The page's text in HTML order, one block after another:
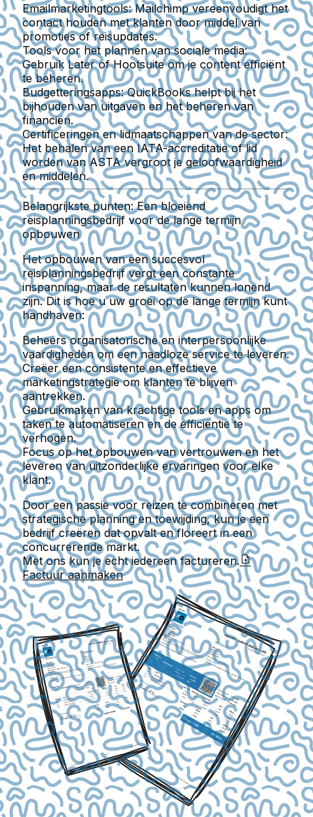
Emailmarketingtools:Mailchimp vereenvoudigt het
contact houden met klanten door middel van
promoties of reisupdates.
Tools voor het plannen van sociale media:
Gebruik Later of Hootsuite om je content efficiënt
te beheren.
Budgetteringsapps:QuickBooks helpt bij het
bijhouden van uitgaven en het beheren van
financiën.
Certificeringen en lidmaatschappen van de sector:
Het behalen van een IATA-accreditatie of lid
worden van ASTA vergroot je geloofwaardigheid
en middelen.
Belangrijkste punten: Een bloeiend
reisplanningsbedrijf voor de lange termijn
opbouwen
Het opbouwen van een succesvol
reisplanningsbedrijf vergt een constante
inspanning, maar de resultaten kunnen lonend
zijn. Dit is hoe u uw groei op de lange termijn kunt
handhaven:
Beheers organisatorische en interpersoonlijke
vaardigheden om een naadloze service te leveren.
Creëer een consistente en effectieve
marketingstrategie om klanten te blijven
aantrekken.
Gebruikmaken van krachtige tools en apps om
taken te automatiseren en de efficiëntie te
verhogen.
Focus op het opbouwen van vertrouwen en het
leveren van uitzonderlijke ervaringen voor elke
klant.
Door een passie voor reizen te combineren met
strategische planning en toewijding, kun je een
bedrijf creëren dat opvalt en floreert in een
concurrerende markt.
Met ons kun je echt iedereen factureren.
Factuur aanmaken